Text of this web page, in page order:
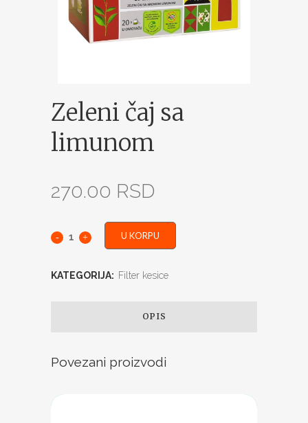
Zeleni čaj sa
limunom
270.00 RSD
U KORPU
KATEGORIJA: Filter kesice
OPIS
Povezani proizvodi